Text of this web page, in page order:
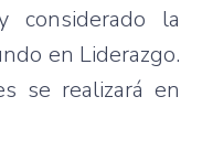
considerado la
en Liderazgo.
se realizará en